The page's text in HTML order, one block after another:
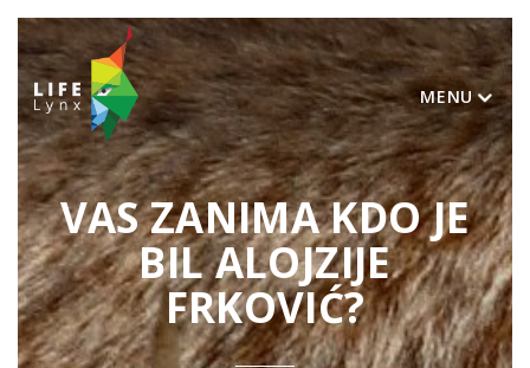
MENU
VAS ZANIMA KDO JE
BIL ALOJZIJE
FRKOVIĆ?